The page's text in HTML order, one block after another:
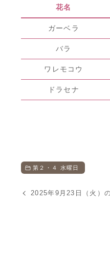
花名
ガーベラ
バラ
ワレモコウ
ドラセナ
第２・４ 水曜日
2025年9月23日（火）